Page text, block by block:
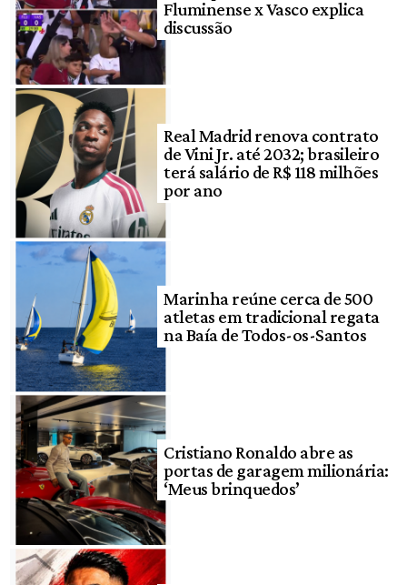
Fluminense x Vasco explica
discussão
Real Madrid renova contrato
de Vini Jr. até 2032; brasileiro
terá salário de R$ 118 milhões
por ano
Marinha reúne cerca de 500
atletas em tradicional regata
na Baía de Todos-os-Santos
Cristiano Ronaldo abre as
portas de garagem milionária:
‘Meus brinquedos’